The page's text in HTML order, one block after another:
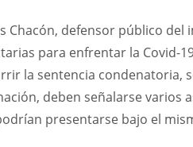
defensor público del
para enfrentar la Covid-
la sentencia condenatoria,
deben señalarse varios
presentarse bajo el